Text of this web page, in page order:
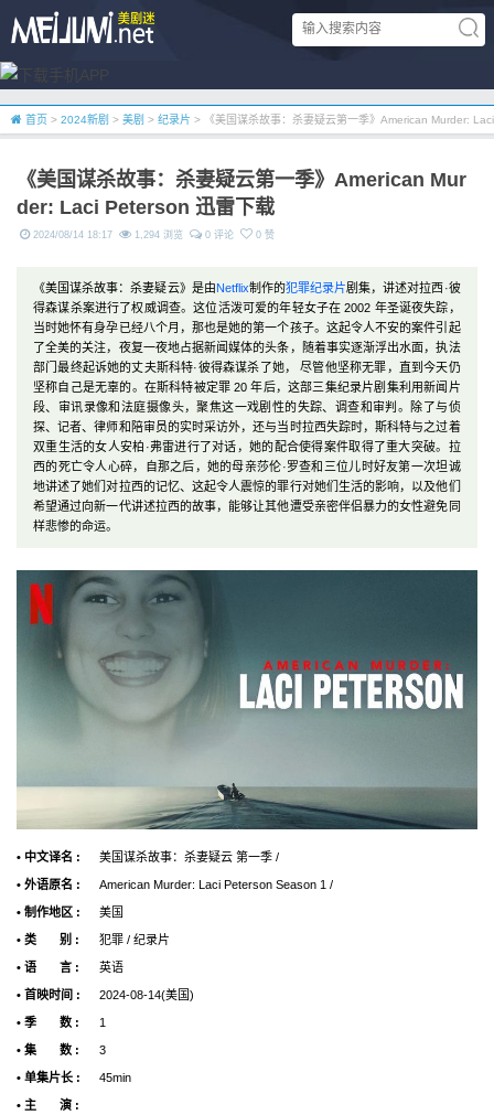
首页 > 2024新剧 > 美剧 > 纪录片 > 《美国谋杀故事：杀妻疑云第一季》American Murder:
《美国谋杀故事：杀妻疑云第一季》American Mur
der: Laci Peterson 迅雷下载
2024/08/14 18:17 1,294 浏览 0 评论 0 赞
《美国谋杀故事：杀妻疑云》是由Netflix制作的犯罪纪录片剧集，讲述对拉西·彼
得森谋杀案进行了权威调查。这位活泼可爱的年轻女子在 2002 年圣诞夜失踪，
当时她怀有身孕已经八个月，那也是她的第一个孩子。这起令人不安的案件引起
了全美的关注，夜复一夜地占据新闻媒体的头条，随着事实逐渐浮出水面，执法
部门最终起诉她的丈夫斯科特·彼得森谋杀了她， 尽管他坚称无罪，直到今天仍
坚称自己是无辜的。在斯科特被定罪 20 年后，这部三集纪录片剧集利用新闻片
段、审讯录像和法庭摄像头，聚焦这一戏剧性的失踪、调查和审判。除了与侦
探、记者、律师和陪审员的实时采访外，还与当时拉西失踪时，斯科特与之过着
双重生活的女人安柏·弗雷进行了对话，她的配合使得案件取得了重大突破。拉
西的死亡令人心碎，自那之后，她的母亲莎伦·罗查和三位儿时好友第一次坦诚
地讲述了她们对拉西的记忆、这起令人震惊的罪行对她们生活的影响，以及他们
希望通过向新一代讲述拉西的故事，能够让其他遭受亲密伴侣暴力的女性避免同
样悲惨的命运。
• 中文译名 : 美国谋杀故事：杀妻疑云 第一季 /
• 外语原名 : American Murder: Laci Peterson Season 1 /
• 制作地区 : 美国
• 类 别 : 犯罪 / 纪录片
• 语 言 : 英语
• 首映时间 : 2024-08-14(美国)
• 季 数 : 1
• 集 数 : 3
• 单集片长 : 45min
• 主 演 :